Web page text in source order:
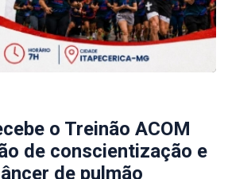
o Treinão ACOM
de conscientização e
de pulmão